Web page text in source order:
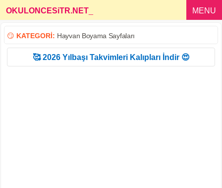
OKULONCESiTR.NET MENU
😏 KATEGORİ: Hayvan Boyama Sayfaları
🥰 2026 Yılbaşı Takvimleri Kalıpları İndir 😍